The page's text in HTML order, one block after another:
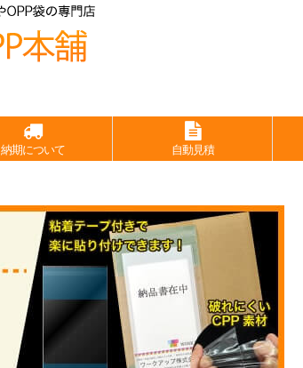
納期について 自動見積